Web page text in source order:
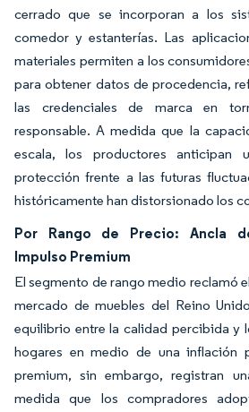
cerrado que se incorporan a los
comedor y estanterías. Las
materiales permiten a los
para obtener datos de procedencia,
las credenciales de marca en
responsable. A medida que la
escala, los productores anticipan
protección frente a las futuras
históricamente han distorsionado los
Por Rango de Precio: Ancla
Impulso Premium
El segmento de rango medio reclamó
mercado de muebles del Reino
equilibrio entre la calidad percibida y
hogares en medio de una inflación
premium, sin embargo, registran
medida que los compradores